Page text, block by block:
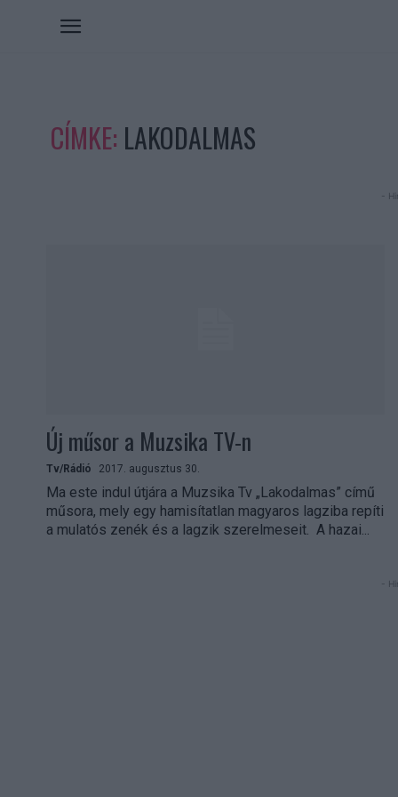
CÍMKE: LAKODALMAS
-
Új műsor a Muzsika TV-n
Tv/Rádió 2017. augusztus 30.
Ma este indul útjára a Muzsika Tv „Lakodalmas” című
műsora, mely egy hamisítatlan magyaros lagziba repíti
a mulatós zenék és a lagzik szerelmeseit. A hazai...
-